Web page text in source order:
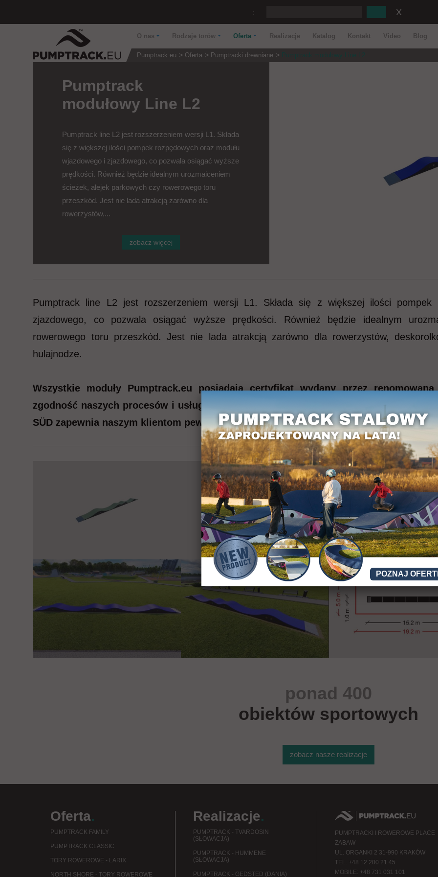
O nas Rodzaje torów Oferta Realizacje Katalog Kontakt Video Blog
Pumptrack.eu Oferta Pumptracki drewniane Pumptrack modułowy Line L2
Pumptrack
modułowy Line L2
Pumptrack line L2 jest rozszerzeniem wersji L1. Składa
się z większej ilości pompek rozpędowych oraz modułu
wjazdowego i zjazdowego, co pozwala osiągać wyższe
prędkości. Również będzie idealnym urozmaiceniem
ścieżek, alejek parkowych czy rowerowego toru
przeszkód. Jest nie lada atrakcją zarówno dla
rowerzystów,...
zobacz więcej
Pumptrack line L2 jest rozszerzeniem wersji L1. Składa się z większej ilości pompek
zjazdowego, co pozwala osiągać wyższe prędkości. Również będzie idealnym
rowerowego toru przeszkód. Jest nie lada atrakcją zarówno dla rowerzystów,
hulajnodze.
Wszystkie moduły Pumptrack.eu posiadają certyfikat wydany przez
zgodność naszych procesów i usług z najwyższymi międzynarodowymi
SÜD zapewnia naszym klientom pewność najwyższej jakości produktów i ich
ponad 400
obiektów sportowych
zobacz nasze realizacje
Oferta.
PUMPTRACK FAMILY
PUMPTRACK CLASSIC
TORY ROWEROWE - LARIX
NORTH SHORE - TORY ROWEROWE
Realizacje.
PUMPTRACK - TVARDOSIN
(SŁOWACJA)
PUMPTRACK - HUMMENE
(SŁOWACJA)
PUMPTRACK - GEDSTED (DANIA)
PUMPTRACKI I ROWEROWE PLACE
ZABAW
UL. ORGANKI 2 31-990 KRAKÓW
TEL. +48 12 200 21 45
MOBILE: +48 731 031 101
POZNAJ